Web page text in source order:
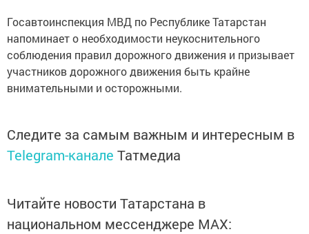
Госавтоинспекция МВД по Республике Татарстан
напоминает о необходимости неукоснительного
соблюдения правил дорожного движения и призывает
участников дорожного движения быть крайне
внимательными и осторожными.
Следите за самым важным и интересным в
Telegram-канале Татмедиа
Читайте новости Татарстана в
национальном мессенджере MАХ: